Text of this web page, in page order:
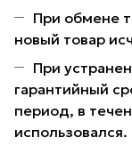
При обмене
новый товар
При
гарантийный
период, в
использовался.